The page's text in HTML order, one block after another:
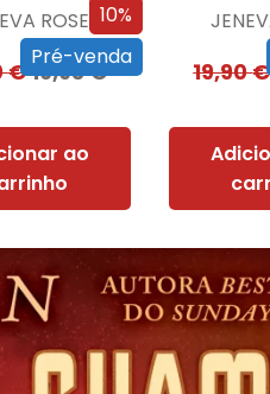
10%
Pré-venda
ROSE
€16,93€
ao
19,90€